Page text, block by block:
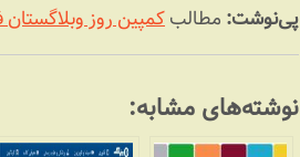
پی‌نوشت: مطالبکمپین روز
نوشته‌های مشابه: